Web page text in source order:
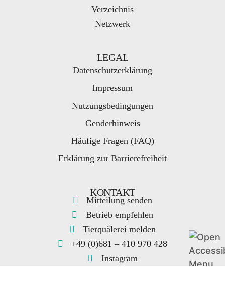
Verzeichnis
Netzwerk
LEGAL
Datenschutzerklärung
Impressum
Nutzungsbedingungen
Genderhinweis
Häufige Fragen (FAQ)
Erklärung zur Barrierefreiheit
KONTAKT
Mitteilung senden
Betrieb empfehlen
Tierquälerei melden
+49 (0)681 – 410 970 428
Instagram
Kontakt